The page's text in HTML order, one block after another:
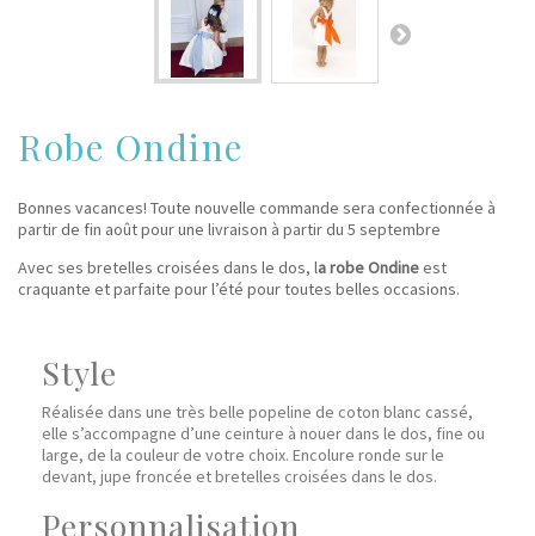
Robe Ondine
Bonnes vacances! Toute nouvelle commande sera confectionnée à
partir de fin août pour une livraison à partir du 5 septembre
Avec ses bretelles croisées dans le dos, la robe Ondineest
craquante et parfaite pour l’été pour toutes belles occasions.
Style
Réalisée dans une très belle popeline de coton blanc cassé,
elle s’accompagne d’une ceinture à nouer dans le dos, fine ou
large, de la couleur de votre choix. Encolure ronde sur le
devant, jupe froncée et bretelles croisées dans le dos.
Personnalisation